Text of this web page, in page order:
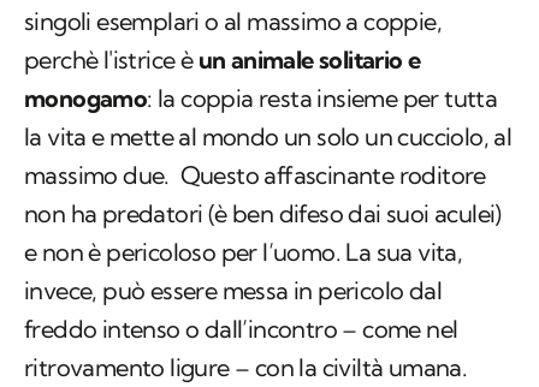
singoli esemplari o al massimo a coppie,
perchè l'istrice è un animale solitario e
monogamo: la coppia resta insieme per tutta
la vita e mette al mondo un solo un cucciolo, al
massimo due. Questo affascinante roditore
non ha predatori (è ben difeso dai suoi aculei)
e non è pericoloso per l’uomo. La sua vita,
invece, può essere messa in pericolo dal
freddo intenso o dall’incontro – come nel
ritrovamento ligure – con la civiltà umana.